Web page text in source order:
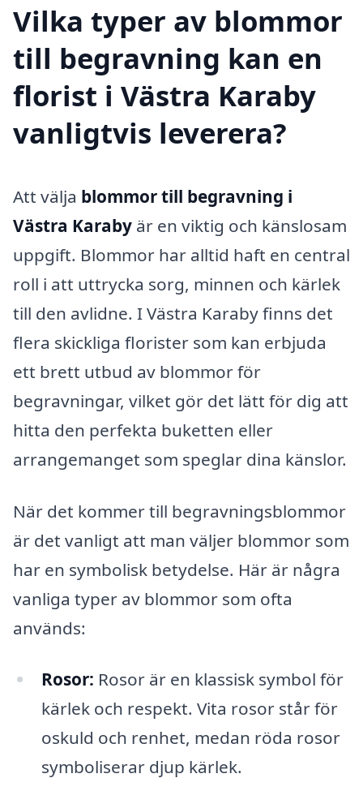
Vilka typer av blommor
till begravning kan en
florist i Västra Karaby
vanligtvis leverera?
Att välja blommor till begravning i
Västra Karaby är en viktig och känslosam
uppgift. Blommor har alltid haft en central
roll i att uttrycka sorg, minnen och kärlek
till den avlidne. I Västra Karaby finns det
flera skickliga florister som kan erbjuda
ett brett utbud av blommor för
begravningar, vilket gör det lätt för dig att
hitta den perfekta buketten eller
arrangemanget som speglar dina känslor.
När det kommer till begravningsblommor
är det vanligt att man väljer blommor som
har en symbolisk betydelse. Här är några
vanliga typer av blommor som ofta
används:
Rosor: Rosor är en klassisk symbol för
kärlek och respekt. Vita rosor står för
oskuld och renhet, medan röda rosor
symboliserar djup kärlek.